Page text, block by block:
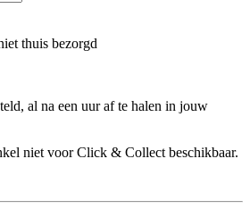
thuis bezorgd
al na een uur af te halen in jouw
niet voor Click & Collect beschikbaar.